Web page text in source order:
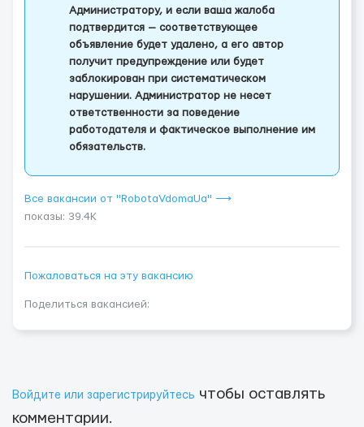
Администратору, и если ваша жалоба
подтвердится — соответствующее
объявление будет удалено, а его автор
получит предупреждение или будет
заблокирован при систематическом
нарушении. Администратор не несет
ответственности за поведение
работодателя и фактическое выполнение им
обязательств.
Все вакансии от "RobotaVdomaUa" ⟶
показы: 39.4K
Пожаловаться на эту вакансию
Поделиться вакансией:
Войдите или зарегистрируйтесь чтобы оставлять
комментарии.